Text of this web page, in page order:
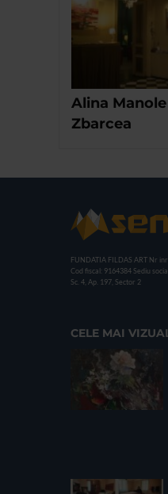
Alina
Zbarcea
FUNDATIA FILDAS ART Nr
Cod fiscal: 9164384 Sediu
Sc. 4, Ap. 197, Sector 2
CELE MAI